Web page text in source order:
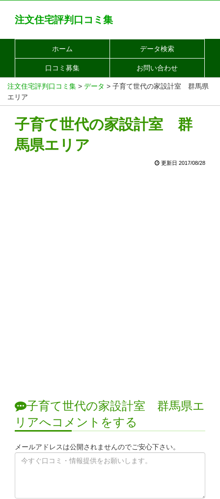
注文住宅評判口コミ集
ホーム データ検索
口コミ募集 お問い合わせ
注文住宅評判口コミ集 > データ > 子育て世代の家設計室 群馬県
エリア
子育て世代の家設計室 群
馬県エリア
更新日 2017/08/28
子育て世代の家設計室 群馬県エ
リアへコメントをする
メールアドレスは公開されませんのでご安心下さい。